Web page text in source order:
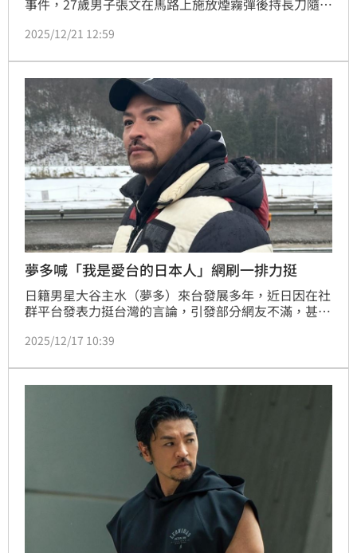
事件，27歲男子張文在馬路上施放煙霧彈後持長刀隨意
墜樓身亡，在台灣發展多年的夢多也拍影片發聲。
2025/12/21 12:59
夢多喊「我是愛台的日本人」網刷一排力挺
日籍男星大谷主水（夢多）來台發展多年，近日因在社
群平台發表力挺台灣的言論，引發部分網友不滿，甚至
壓力，不僅被以粗口謾罵，工作也受到實際影響，部分
場，引起網友叫好湧入打氣。
2025/12/17 10:39